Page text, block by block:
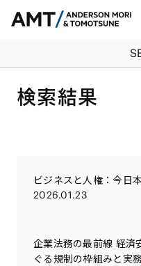
検索結果
ビジネスと人権：今日
2026.01.23
企業法務の最前線 経済
ぐる規制の枠組みと実